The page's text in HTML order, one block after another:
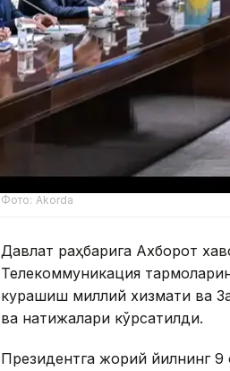
Фото: Akorda
Давлат раҳбарига Ахборот
Телекоммуникация
курашиш миллий хизмати ва
ва натижалари кўрсатилди.
Президентга жорий йилнинг